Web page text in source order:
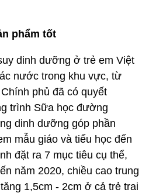
phẩm tốt
dinh dưỡng ở trẻ em Việt
nước trong khu vực, từ
phủ đã có quyết
trình Sữa học đường
dinh dưỡng góp phần
mẫu giáo và tiểu học đến
đặt ra 7 mục tiêu cụ thể,
năm 2020, chiều cao trung
1,5cm - 2cm ở cả trẻ trai